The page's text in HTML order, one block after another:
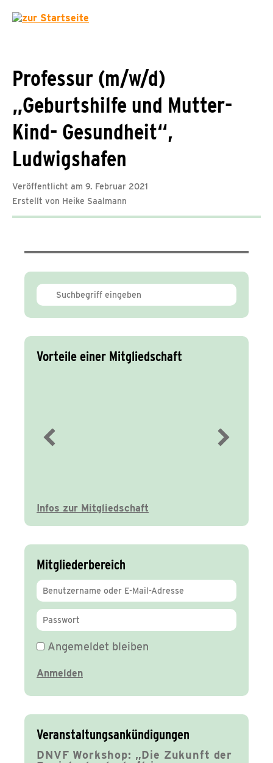
Professur (m/w/d)
„Geburtshilfe und Mutter-
Kind- Gesundheit“,
Ludwigshafen
Veröffentlicht am 9. Februar 2021
Erstellt von Heike Saalmann
Vorteile einer Mitgliedschaft
Infos zur Mitgliedschaft
Mitgliederbereich
Angemeldet bleiben
Veranstaltungsankündigungen
DNVF Workshop: „Die Zukunft der